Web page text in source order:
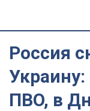
Россия
Украину:
ПВО, в